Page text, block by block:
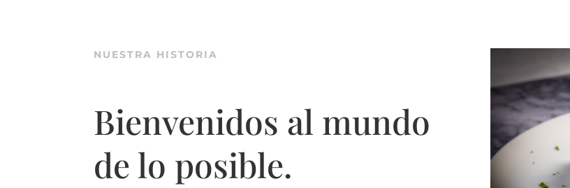
NUESTRA HISTORIA
Bienvenidos al mundo
de lo posible.